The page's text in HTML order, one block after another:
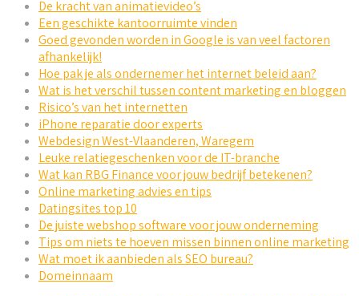
De kracht van animatievideo’s
Een geschikte kantoorruimte vinden
Goed gevonden worden in Google is van veel factoren
afhankelijk!
Hoe pak je als ondernemer het internet beleid aan?
Wat is het verschil tussen content marketing en bloggen
Risico’s van het internetten
iPhone reparatie door experts
Webdesign West-Vlaanderen, Waregem
Leuke relatiegeschenken voor de IT-branche
Wat kan RBG Finance voor jouw bedrijf betekenen?
Online marketing advies en tips
Datingsites top 10
De juiste webshop software voor jouw onderneming
Tips om niets te hoeven missen binnen online marketing
Wat moet ik aanbieden als SEO bureau?
Domeinnaam